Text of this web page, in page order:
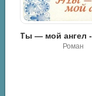
Роман